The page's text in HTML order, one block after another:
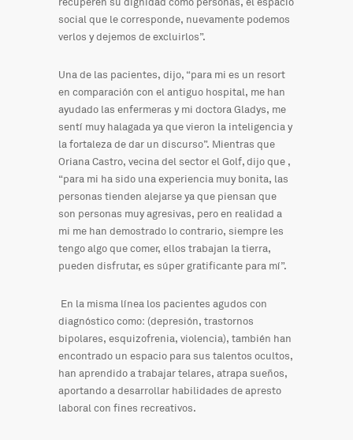
social que le corresponde, nuevamente podemos
verlos y dejemos de excluirlos”.
Una de las pacientes, dijo, “para mi es un resort
en comparación con el antiguo hospital, me han
ayudado las enfermeras y mi doctora Gladys, me
sentí muy halagada ya que vieron la inteligencia y
la fortaleza de dar un discurso”. Mientras que
Oriana Castro, vecina del sector el Golf, dijo que ,
“para mi ha sido una experiencia muy bonita, las
personas tienden alejarse ya que piensan que
son personas muy agresivas, pero en realidad a
mi me han demostrado lo contrario, siempre les
tengo algo que comer, ellos trabajan la tierra,
pueden disfrutar, es súper gratificante para mí”.
En la misma línea los pacientes agudos con
diagnóstico como: (depresión, trastornos
bipolares, esquizofrenia, violencia), también han
encontrado un espacio para sus talentos ocultos,
han aprendido a trabajar telares, atrapa sueños,
aportando a desarrollar habilidades de apresto
laboral con fines recreativos.